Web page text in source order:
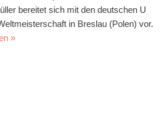
bereitet sich mit den deutschen U
in Breslau (Polen) vor.
»